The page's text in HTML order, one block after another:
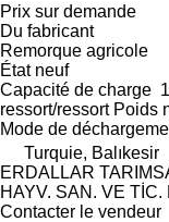
Prix sur demande
Du fabricant
Remorque agricole
Étatneuf
Capacité de charge
ressort/ressort Poids
Mode de
Turquie, Balıkesir
ERDALLAR
HAYV. SAN. VE TİC.
Contacter le vendeur